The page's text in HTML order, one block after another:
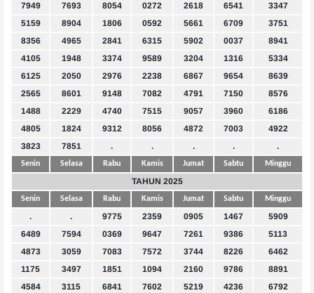
7949
7693 8054 0272 2618 6541
3347
5159
8904 1806 0592 5661 6709
3751
8356
4965 2841 6315 5902 0037
8941
4105
1948 3374 9589 3204 1316
5334
6125
2050 2976 2238 6867 9654
8639
2565
8601 9148 7082 4791 7150
8576
1488
2229 4740 7515 9057 3960
6186
4805
1824 9312 8056 4872 7003
4922
3823
7851 . . . . .
Senin Selasa Rabu Kamis Jumat Sabtu Minggu
TAHUN 2025
Senin Selasa Rabu Kamis Jumat Sabtu Minggu
. . 9775 2359 0905 1467
5909
6489
7594 0369 9647 7261 9386
5113
4873
3059 7083 7572 3744 8226
6462
1175
3497 1851 1094 2160 9786
8891
4584
3115 6841 7602 5219 4236
6792